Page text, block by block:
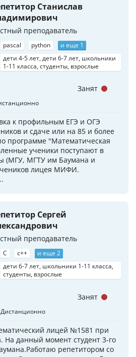
Станислав
преподаватель
pascal python
и еще 1
дети 4-5 лет, дети 6-7 лет, школьники
1-11 класса, студенты, взрослые
к профильным ЕГЭ и ОГЭ
и сдаче или на 85 и более
программе "Математическая
ученики поступают в
(МГУ, МГТУ им Баумана и
лицея МИФИ.
Занят
Сергей
преподаватель
C c++
и еще 2
дети 6-7 лет, школьники 1-11 класса,
студенты, взрослые
Дистанционно
лицей №1581 при
данный момент студент 3-го
репетитором со
Занят